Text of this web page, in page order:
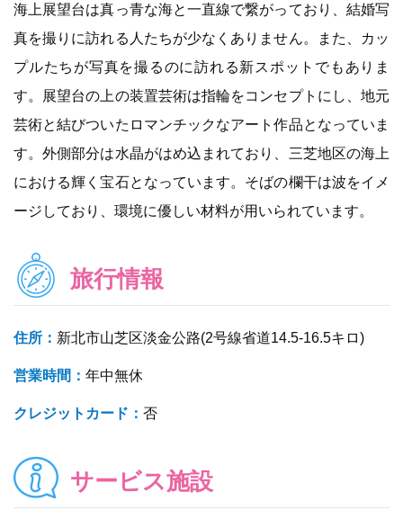
海上展望台は真っ青な海と一直線で繋がっており、結婚写
真を撮りに訪れる人たちが少なくありません。また、カッ
プルたちが写真を撮るのに訪れる新スポットでもありま
す。展望台の上の装置芸術は指輪をコンセプトにし、地元
芸術と結びついたロマンチックなアート作品となっていま
す。外側部分は水晶がはめ込まれており、三芝地区の海上
における輝く宝石となっています。そばの欄干は波をイメ
ージしており、環境に優しい材料が用いられています。
旅行情報
住所： 新北市山芝区淡金公路(2号線省道14.5-16.5キロ)
営業時間： 年中無休
クレジットカード： 否
サービス施設